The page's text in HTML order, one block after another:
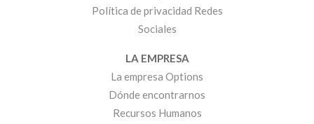
Política de privacidad Redes
Sociales
LA EMPRESA
La empresa Options
Dónde encontrarnos
Recursos Humanos